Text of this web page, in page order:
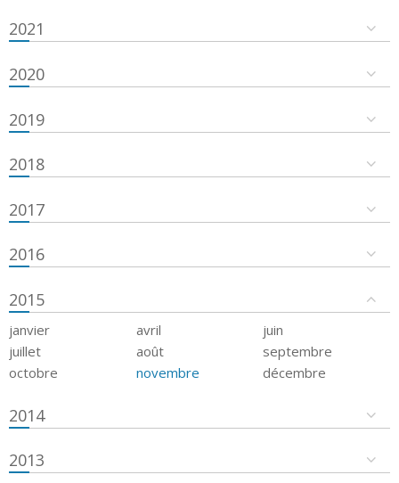
2021
2020
2019
2018
2017
2016
2015
janvier avril
juin
juillet
août
septembre
octobre
novembre décembre
2014
2013